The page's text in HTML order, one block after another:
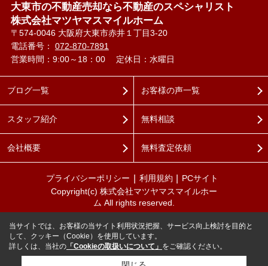
大東市の不動産売却なら不動産のスペシャリスト
株式会社マツヤマスマイルホーム
〒574-0046 大阪府大東市赤井１丁目3-20
電話番号： 072-870-7891
営業時間：9:00～18：00
定休日：水曜日
ブログ一覧
スタッフ紹介
会社概要
お客様の声一覧
無料相談
無料査定依頼
プライバシーポリシー 利用規約
PCサイト
Copyright(c) 株式会社マツヤマスマイルホー
ム All rights reserved.
当サイトでは、お客様の当サイト利用状況把握、サービス向上検討を目的と
して、クッキー（Cookie）を使用しています。
詳しくは、当社の 「Cookieの取扱いについて」 をご確認ください。